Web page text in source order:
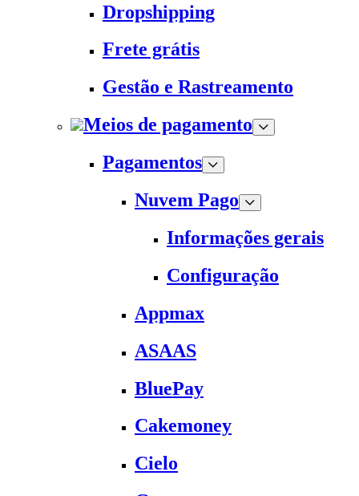
Dropshipping
Frete grátis
Gestão e Rastreamento
Meios de pagamento
Pagamentos
Nuvem Pago
Informações gerais
Configuração
Appmax
ASAAS
BluePay
Cakemoney
Cielo